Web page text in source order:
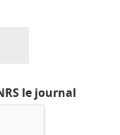
le journal